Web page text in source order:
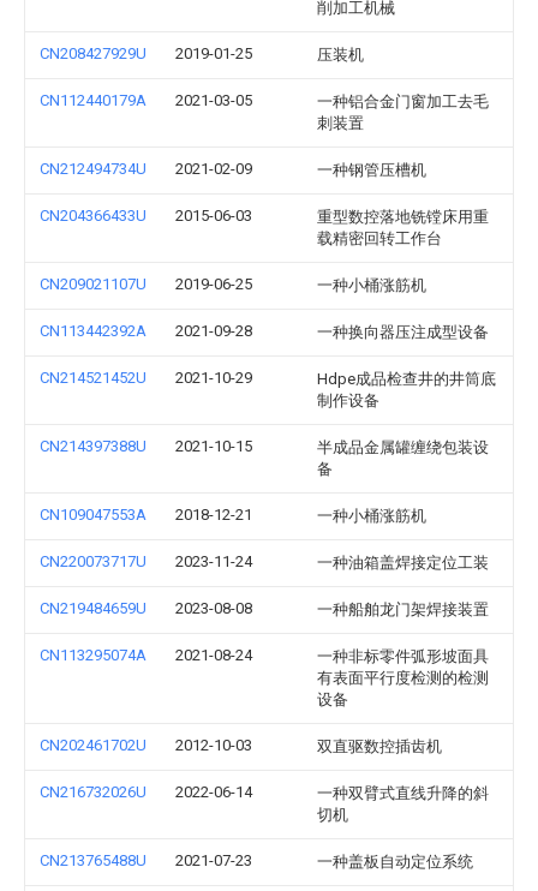
削加工机械
CN208427929U 2019-01-25 压装机
CN112440179A 2021-03-05
一种铝合金门窗加工去毛
刺装置
CN212494734U 2021-02-09 一种钢管压槽机
CN204366433U 2015-06-03
重型数控落地铣镗床用重
载精密回转工作台
CN209021107U 2019-06-25 一种小桶涨筋机
CN113442392A 2021-09-28 一种换向器压注成型设备
CN214521452U 2021-10-29
Hdpe成品检查井的井筒底
制作设备
CN214397388U 2021-10-15
半成品金属罐缠绕包装设
备
CN109047553A 2018-12-21 一种小桶涨筋机
CN220073717U 2023-11-24 一种油箱盖焊接定位工装
CN219484659U 2023-08-08 一种船舶龙门架焊接装置
CN113295074A 2021-08-24
一种非标零件弧形坡面具
有表面平行度检测的检测
设备
CN202461702U 2012-10-03 双直驱数控插齿机
CN216732026U 2022-06-14
一种双臂式直线升降的斜
切机
CN213765488U 2021-07-23 一种盖板自动定位系统